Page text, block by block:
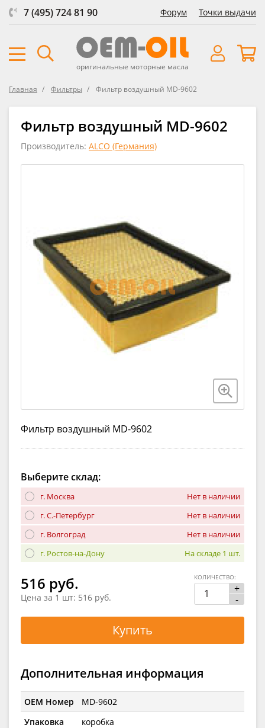
7 (495) 724 81 90 Форум Точки выдачи
оригинальные моторные масла
Главная Фильтры Фильтр воздушный MD-9602
Фильтр воздушный MD-9602
Производитель: ALCO (Германия)
Фильтр воздушный MD-9602
Выберите склад:
г. Москва
Нет в наличии
г. С.-Петербург
Нет в наличии
г. Волгоград
Нет в наличии
г. Ростов-на-Дону
На складе 1 шт.
516 руб.
Цена за 1 шт: 516 руб.
+
-
КОЛИЧЕСТВО:
Купить
Дополнительная информация
OEM Номер
MD-9602
Упаковка
коробка